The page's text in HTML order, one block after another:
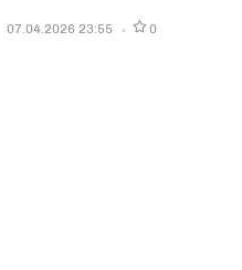
07.04.2026 23:55 0